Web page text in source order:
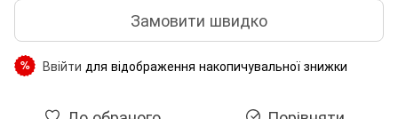
Замовити швидко
% Ввійти для відображення накопичувальної знижки